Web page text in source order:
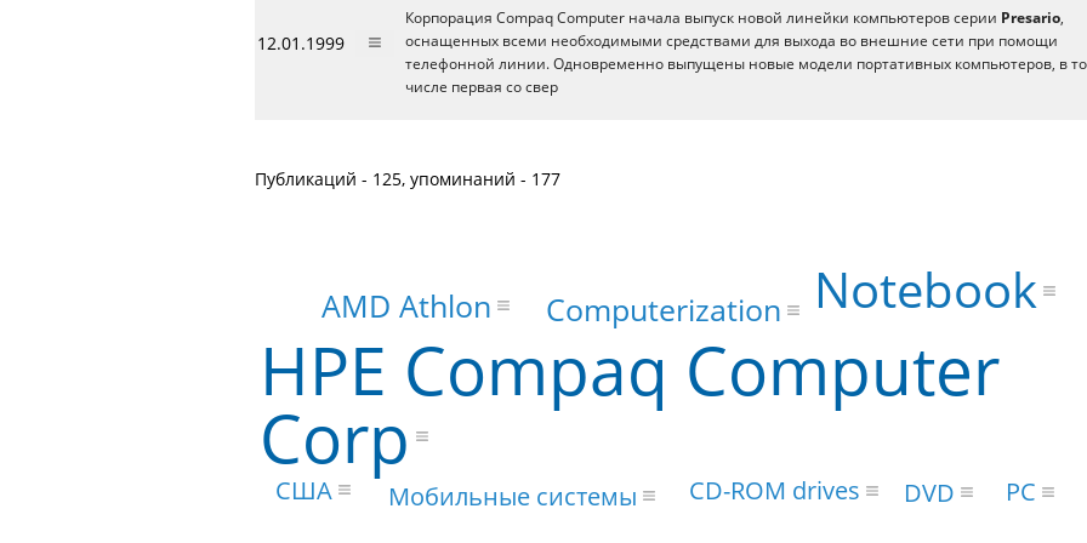
12.01.1999
Корпорация Compaq Computer начала выпуск новой линейки компьютеров серии Presario,
оснащенных всеми необходимыми средствами для выхода во внешние сети при помощи
телефонной линии. Одновременно выпущены новые модели портативных компьютеров, в
числе первая со свер
Публикаций - 125, упоминаний - 177
HPE Compaq Computer
Corp
Notebook
Computerization
AMD Athlon
США Мобильные системы CD-ROM drives DVD PC